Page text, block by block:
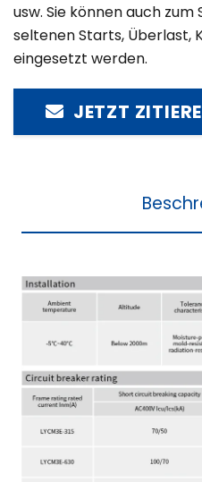
usw. Sie können auch
seltenen Starts, Überlast,
eingesetzt werden.
JETZT